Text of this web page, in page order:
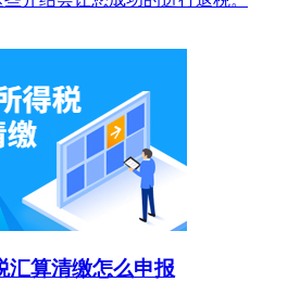
汇算清缴怎么申报